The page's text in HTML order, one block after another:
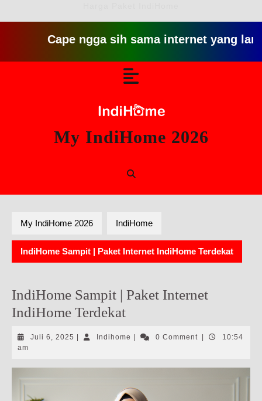
Cape ngga sih sama internet yang
My IndiHome 2026
My IndiHome 2026 IndiHome
IndiHome Sampit | Paket Internet IndiHome Terdekat
IndiHome Sampit | Paket Internet
IndiHome Terdekat
Juli 6, 2025 Juli
Indihome Indihome0 Comment
10:54
am